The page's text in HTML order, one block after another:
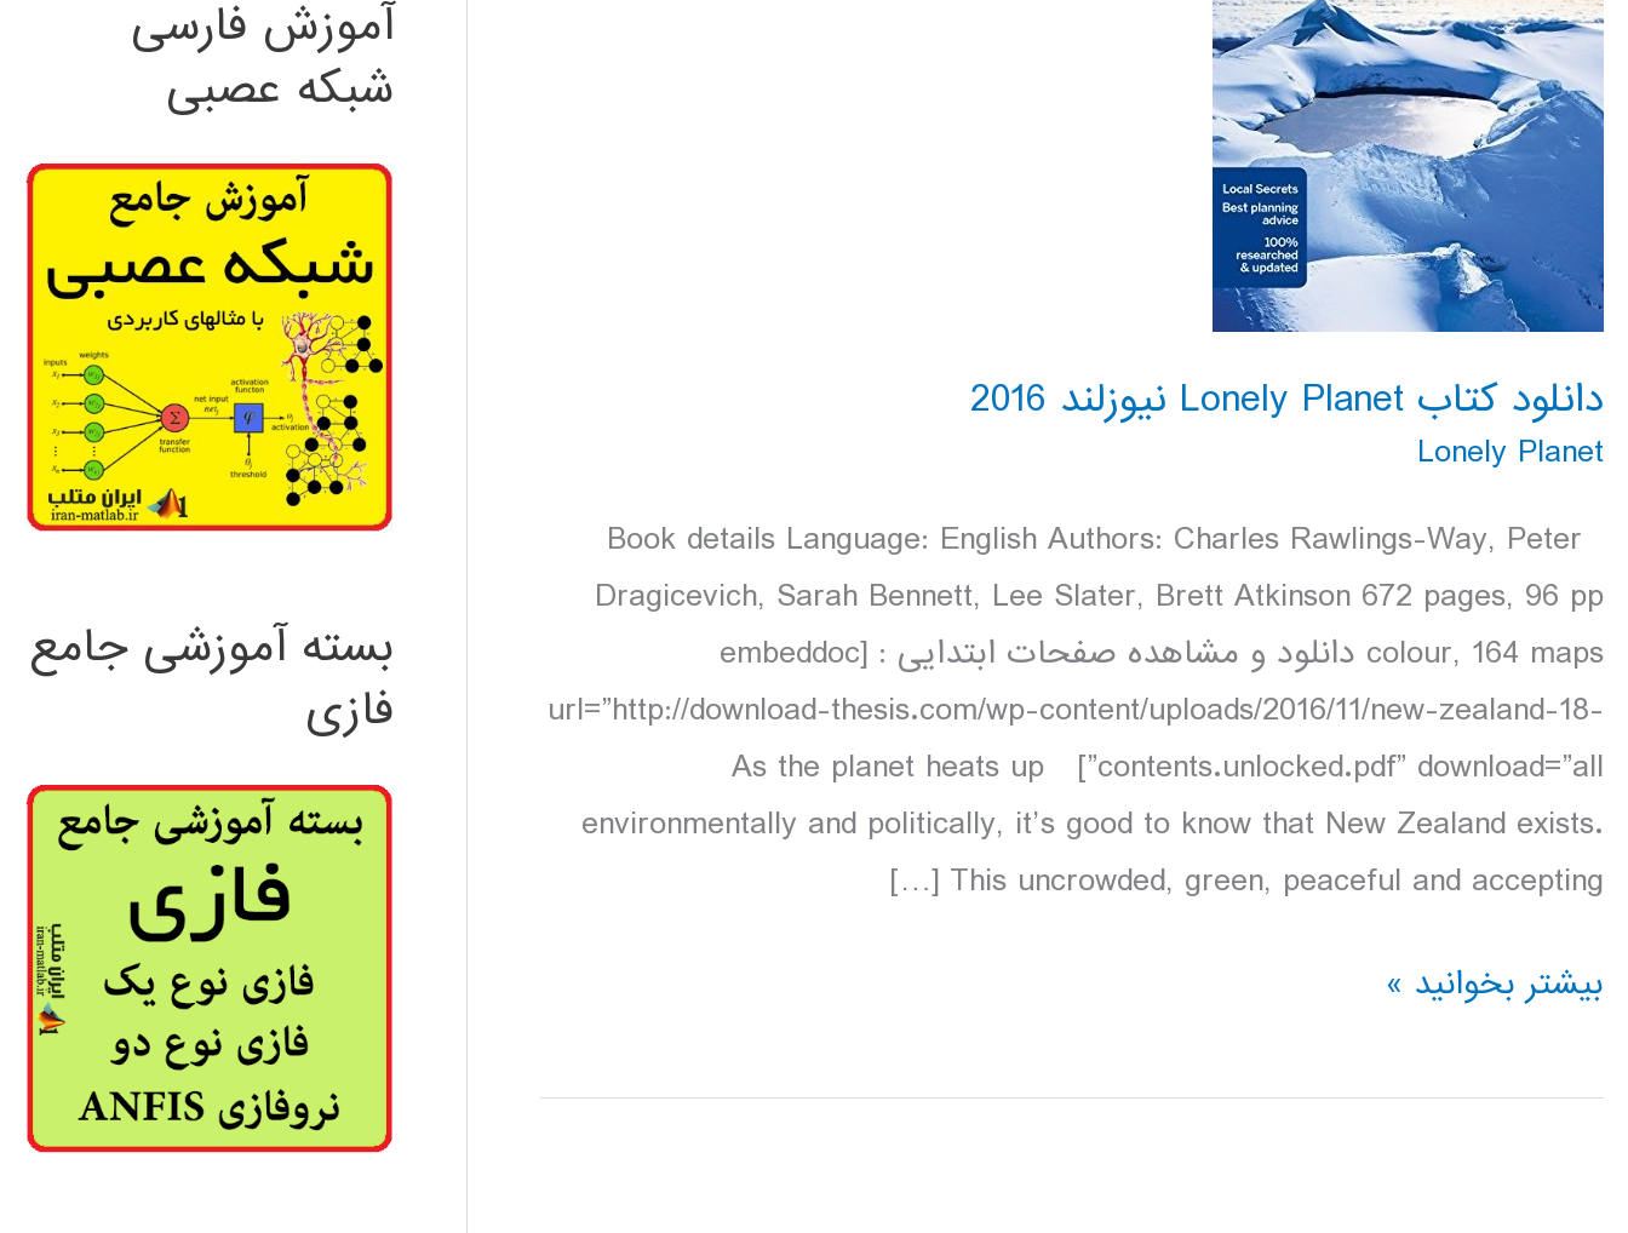
دانلود کتاب Lonely Planet نیوزلند 2016
Lonely Planet
Book details Language: English Authors: Charles Rawlings-Way, Peter
Dragicevich, Sarah Bennett, Lee Slater, Brett Atkinson 672 pages, 96 pp
colour, 164 maps دانلود و مشاهده صفحات ابتدایی : [embeddoc
url=”http://download-thesis.com/wp-content/uploads/2016/11/new-zealand-18-
contents.unlocked.pdf” download=”all”] As the planet heats up
environmentally and politically, it’s good to know that New Zealand exists.
This uncrowded, green, peaceful and accepting […]
دانلود
Lonely
بیشتر بخوانید »
آموزش فارسی
شبکه عصبی
بسته آموزشی جامع
فازی